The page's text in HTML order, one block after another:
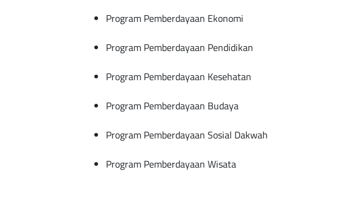
Program Pemberdayaan Ekonomi
Program Pemberdayaan Pendidikan
Program Pemberdayaan Kesehatan
Program Pemberdayaan Budaya
Program Pemberdayaan Sosial Dakwah
Program Pemberdayaan Wisata